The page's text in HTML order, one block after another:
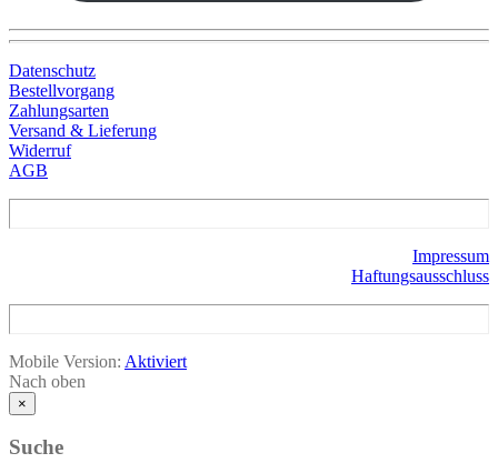
Datenschutz
Bestellvorgang
Zahlungsarten
Versand & Lieferung
Widerruf
AGB
Impressum
Haftungsausschluss
Mobile Version: Aktiviert
Nach oben
×
Suche